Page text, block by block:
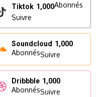
Tiktok 1,000Abonnés
Suivre
Soundcloud 1,000
AbonnésSuivre
Dribbble 1,000
AbonnésSuivre